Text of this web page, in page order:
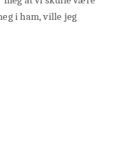
i ham, ville jeg